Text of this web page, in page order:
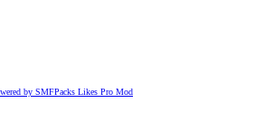
by SMFPacks Likes Pro Mod